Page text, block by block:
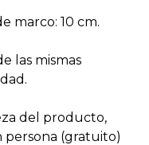
marco: 10 cm.
las mismas
del producto,
persona (gratuito)